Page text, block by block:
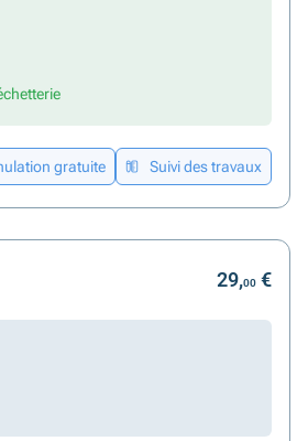
gratuite Suivi des travaux
29,00 €